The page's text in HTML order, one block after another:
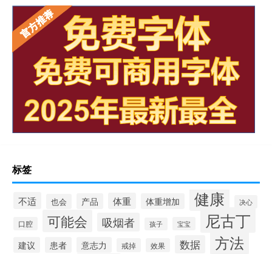
标签
不适 也会 产品 体重 体重增加 健康 决心
口腔 可能会 吸烟者 孩子 宝宝 尼古丁
建议 患者 意志力 戒掉 效果 数据 方法